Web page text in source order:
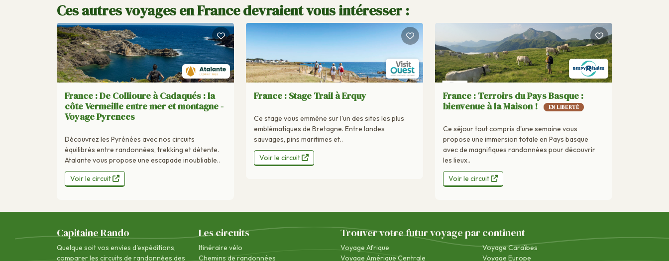
Ces autres voyages en France devraient vous intéresser :
France : De Collioure à Cadaqués : la
côte Vermeille entre mer et montagne -
Voyage Pyrenees
Découvrez les Pyrénées avec nos circuits
équilibrés entre randonnées, trekking et détente.
Atalante vous propose une escapade inoubliable..
Voir le circuit
France : Stage Trail à Erquy
Ce stage vous emmène sur l'un des sites les plus
emblématiques de Bretagne. Entre landes
sauvages, pins maritimes et..
Voir le circuit
France : Terroirs du Pays Basque :
bienvenue à la Maison !
EN LIBERTÉ
Ce séjour tout compris d'une semaine vous
propose une immersion totale en Pays basque
avec de magnifiques randonnées pour découvrir
les lieux..
Voir le circuit
Capitaine Rando
Quelque soit vos envies d'expéditions,
comparer les circuits de randonnées des
Les circuits
Itinéraire vélo
Chemins de randonnées
Trouver votre futur voyage par continent
Voyage Afrique
Voyage Amérique Centrale
Voyage Caraïbes
Voyage Europe